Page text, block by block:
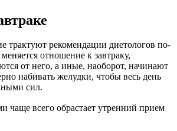
трактуют рекомендации диетологов по-
отношение к завтраку,
от него, а иные, наоборот, начинают
набивать желудки, чтобы весь день
сил.
всего обрастает утренний прием